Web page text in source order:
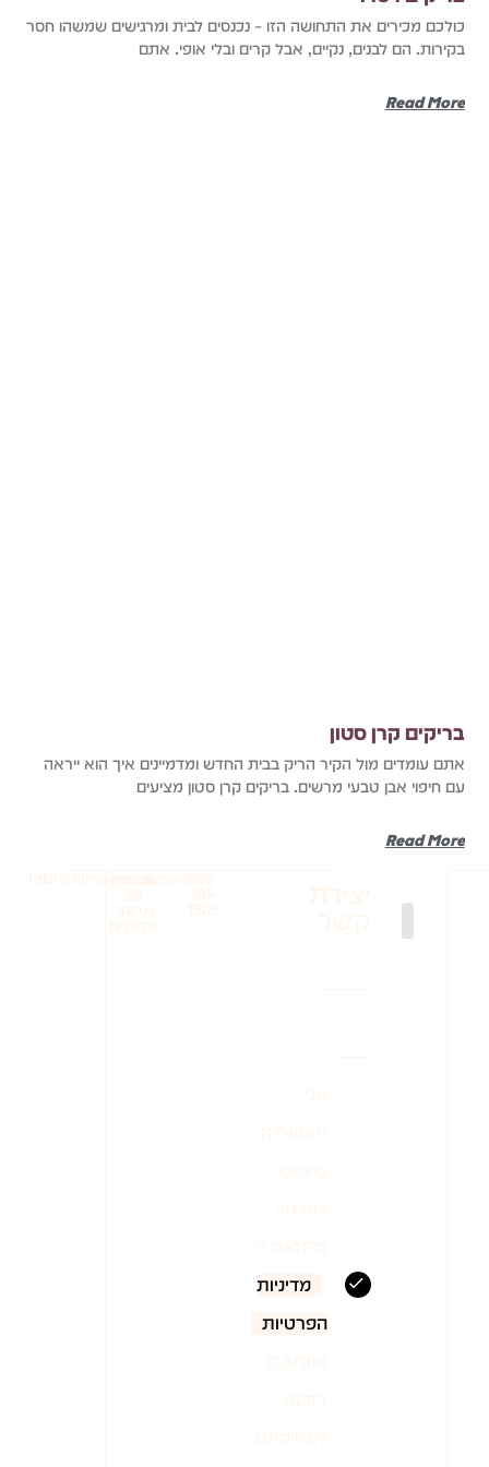
כולכם מכירים את התחושה הזו – נכנסים לבית ומרגישים שמשהו חסר
בקירות. הם לבנים, נקיים, אבל קרים ובלי אופי. אתם
Read More
בריקים קרן סטון
אתם עומדים מול הקיר הריק בבית החדש ומדמיינים איך הוא ייראה
עם חיפוי אבן טבעי מרשים. בריקים קרן סטון מציעים
Read More
מדיניות
הפרטיות